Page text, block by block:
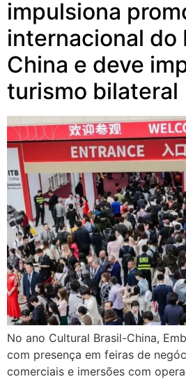
impulsiona
internacional do
China e deve
turismo bilateral
No ano Cultural Brasil-China,
com presença em feiras de
comerciais e imersões com